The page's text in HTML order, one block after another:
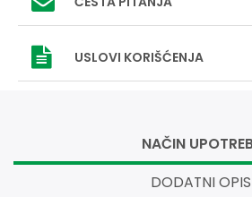
USLOVI KORIŠĆENJA
NAČIN
DODATNI OPIS